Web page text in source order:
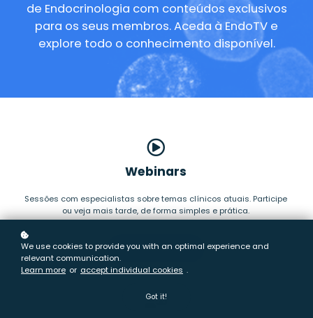
de Endocrinologia com conteúdos exclusivos
para os seus membros. Aceda à EndoTV e
explore todo o conhecimento disponível.
Webinars
Sessões com especialistas sobre temas clínicos atuais.Participe
ou veja mais tarde, de forma simples e prática.
Aceder
We use cookies to provide you with an optimal experience and
relevant communication.
Learn more or accept individual cookies .
Got it!